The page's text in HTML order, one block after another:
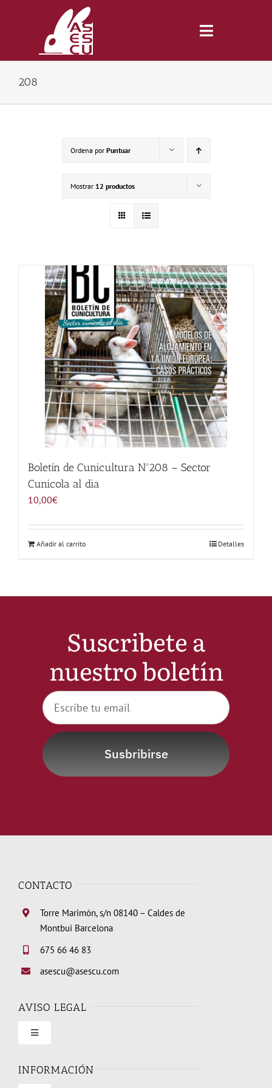
Toggle
Inicio
Noticias
Hazte Socio
Contactar
WooCommerce My Account
WooCommerce Cart
208
Ordena por Puntuar
Mostrar 12 productos
Boletín de Cunicultura Nº208 – Sector
Cunicola al dia
10,00€
Añadir al carrito Detalles
Suscribete a
nuestro boletín
Susbribirse
CONTACTO
Torre Marimón, s/n 08140 – Caldes de
Montbui Barcelona
675 66 46 83
asescu@asescu.com
AVISO LEGAL
Toggle
Condiciones de uso
INFORMACIÓN